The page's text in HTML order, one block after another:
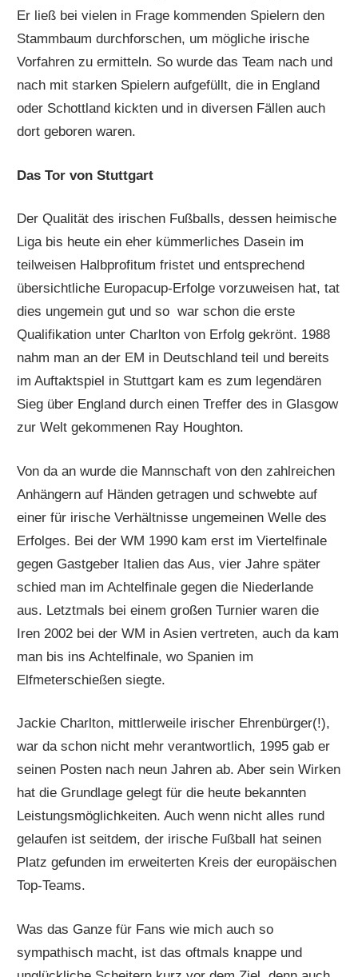
Er ließ bei vielen in Frage kommenden Spielern den
Stammbaum durchforschen, um mögliche irische
Vorfahren zu ermitteln. So wurde das Team nach und
nach mit starken Spielern aufgefüllt, die in England
oder Schottland kickten und in diversen Fällen auch
dort geboren waren.
Das Tor von Stuttgart
Der Qualität des irischen Fußballs, dessen heimische
Liga bis heute ein eher kümmerliches Dasein im
teilweisen Halbprofitum fristet und entsprechend
übersichtliche Europacup-Erfolge vorzuweisen hat, tat
dies ungemein gut und so war schon die erste
Qualifikation unter Charlton von Erfolg gekrönt. 1988
nahm man an der EM in Deutschland teil und bereits
im Auftaktspiel in Stuttgart kam es zum legendären
Sieg über England durch einen Treffer des in Glasgow
zur Welt gekommenen Ray Houghton.
Von da an wurde die Mannschaft von den zahlreichen
Anhängern auf Händen getragen und schwebte auf
einer für irische Verhältnisse ungemeinen Welle des
Erfolges. Bei der WM 1990 kam erst im Viertelfinale
gegen Gastgeber Italien das Aus, vier Jahre später
schied man im Achtelfinale gegen die Niederlande
aus. Letztmals bei einem großen Turnier waren die
Iren 2002 bei der WM in Asien vertreten, auch da kam
man bis ins Achtelfinale, wo Spanien im
Elfmeterschießen siegte.
Jackie Charlton, mittlerweile irischer Ehrenbürger(!),
war da schon nicht mehr verantwortlich, 1995 gab er
seinen Posten nach neun Jahren ab. Aber sein Wirken
hat die Grundlage gelegt für die heute bekannten
Leistungsmöglichkeiten. Auch wenn nicht alles rund
gelaufen ist seitdem, der irische Fußball hat seinen
Platz gefunden im erweiterten Kreis der europäischen
Top-Teams.
Was das Ganze für Fans wie mich auch so
sympathisch macht, ist das oftmals knappe und